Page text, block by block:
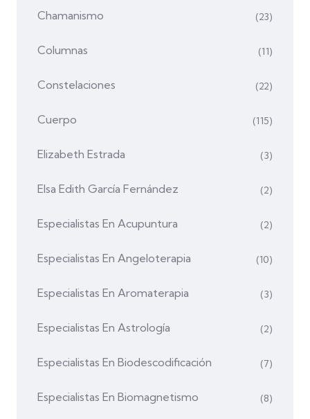
Chamanismo (23)
Columnas (11)
Constelaciones (22)
Cuerpo (115)
Elizabeth Estrada (3)
Elsa Edith García Fernández (2)
Especialistas En Acupuntura (2)
Especialistas En Angeloterapia (10)
Especialistas En Aromaterapia (3)
Especialistas En Astrología (2)
Especialistas En Biodescodificación (7)
Especialistas En Biomagnetismo (8)